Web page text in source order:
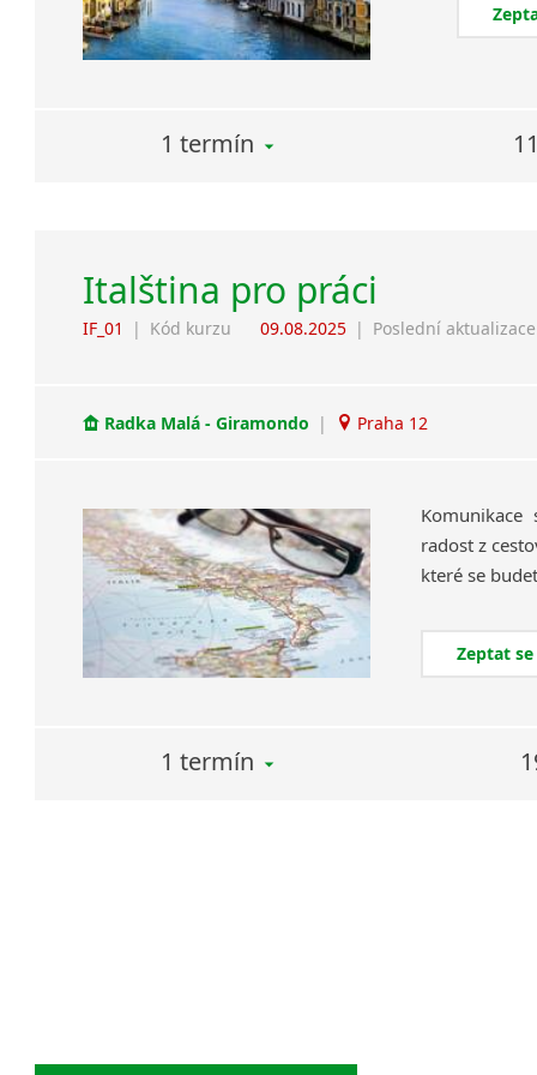
1 termín
Italština pro práci
IF_01 | Kód kurzu 09.08.2025 | Poslední aktualizace
Radka Malá - Giramondo | Praha 12
radost z
Zeptat
1 termín